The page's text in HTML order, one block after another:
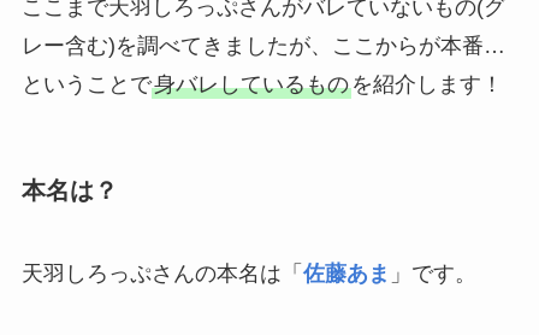
ここまで天羽しろっぷさんがバレていないもの(グ
レー含む)を調べてきましたが、ここからが本番…
ということで身バレしているものを紹介します！
本名は？
天羽しろっぷさんの本名は「 佐藤あま 」です。